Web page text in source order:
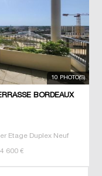
10 PHOTO(S)
BORDEAUX
Etage Duplex Neuf
600 €